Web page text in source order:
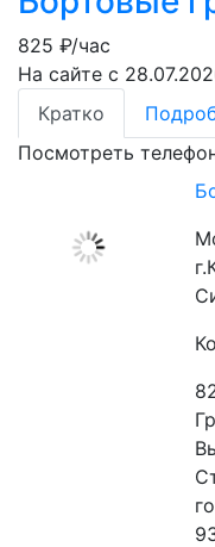
825 ₽/час
На сайте с
Кратко
Посмотреть